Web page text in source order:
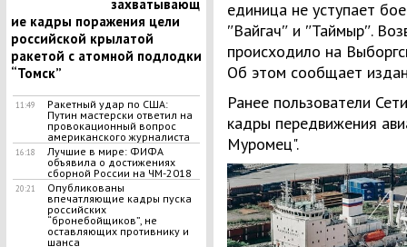
захватывающ
ие кадры поражения цели
российской крылатой
ракетой с атомной подлодки
“Томск”
11:49
Ракетный удар по США:
Путин мастерски ответил на
провокационный вопрос
американского журналиста
16:18
Лучшие в мире: ФИФА
объявила о достижениях
сборной России на ЧМ-2018
20:21
Опубликованы
впечатляющие кадры пуска
российских
“бронебойщиков”, не
оставляющих противнику и
шанса
единица не уступает
ʺВайгачʺ и ʺТаймырʺ.
происходило на
Об этом сообщает
Ранее пользователи
кадры передвижения
Муромец".